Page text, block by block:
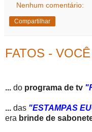
Nenhum comentário:
Compartilhar
FATOS -
... do programa de tv
... das "ESTAMPAS
era brinde de